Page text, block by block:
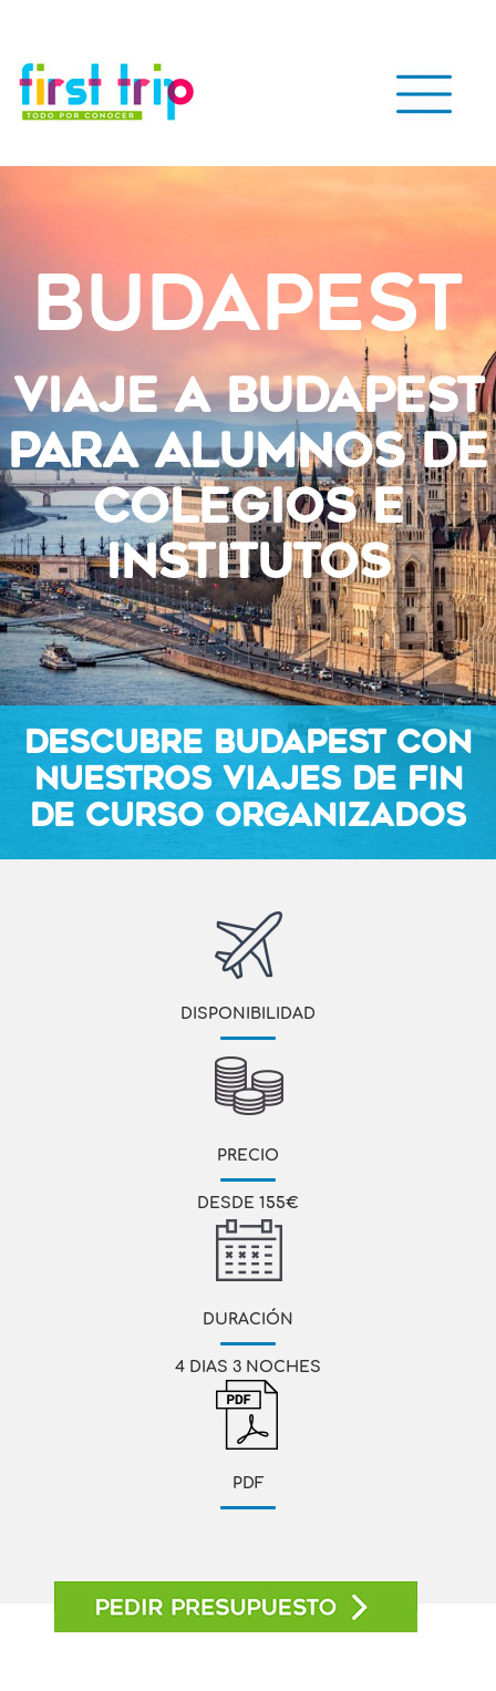
Budapest
VIAJE A BUDAPEST
PARA ALUMNOS DE
COLEGIOS E
INSTITUTOS
DESCUBRE BUDAPEST CON
NUESTROS VIAJES DE FIN
DE CURSO ORGANIZADOS
DISPONIBILIDAD
PRECIO
DESDE 155€
DURACIÓN
4 DIAS 3 NOCHES
PDF